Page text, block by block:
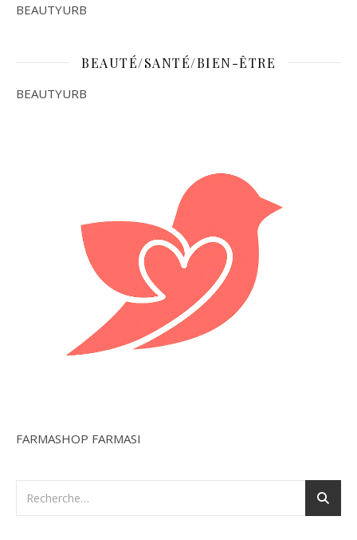
BEAUTYURB
BEAUTÉ/SANTÉ/BIEN-ÊTRE
BEAUTYURB
FARMASHOP FARMASI